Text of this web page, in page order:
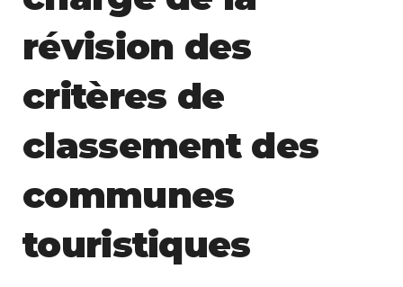
révision des
critères de
classement des
communes
touristiques